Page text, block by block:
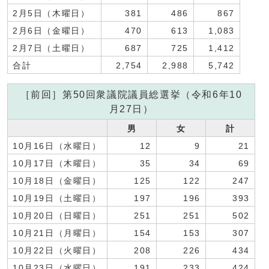
2月5日（木曜日）
381 486
867
2月6日（金曜日）
470 613
1,083
2月7日（土曜日）
687 725
1,412
合計
2,754 2,988 5,742
［前回］第50回衆議院議員総選挙（令和6年10
月27日）
男 女
計
10月16日（水曜日）
12 9
21
10月17日（木曜日）
35 34
69
10月18日（金曜日）
125 122
247
10月19日（土曜日）
197 196
393
10月20日（日曜日）
251 251
502
10月21日（月曜日）
154 153
307
10月22日（火曜日）
208 226
434